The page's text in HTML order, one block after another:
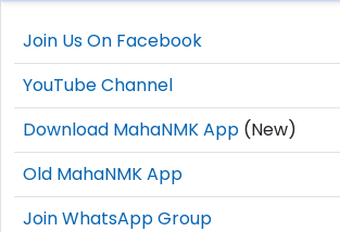
Join Us On Facebook
YouTube Channel
Download MahaNMK App (New)
Old MahaNMK App
Join WhatsApp Group